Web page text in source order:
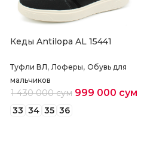
Кеды Antilopa AL 15441
Туфли ВЛ, Лоферы, Обувь для
мальчиков
1 430 000сум 999 000 сум
33 34 35 36